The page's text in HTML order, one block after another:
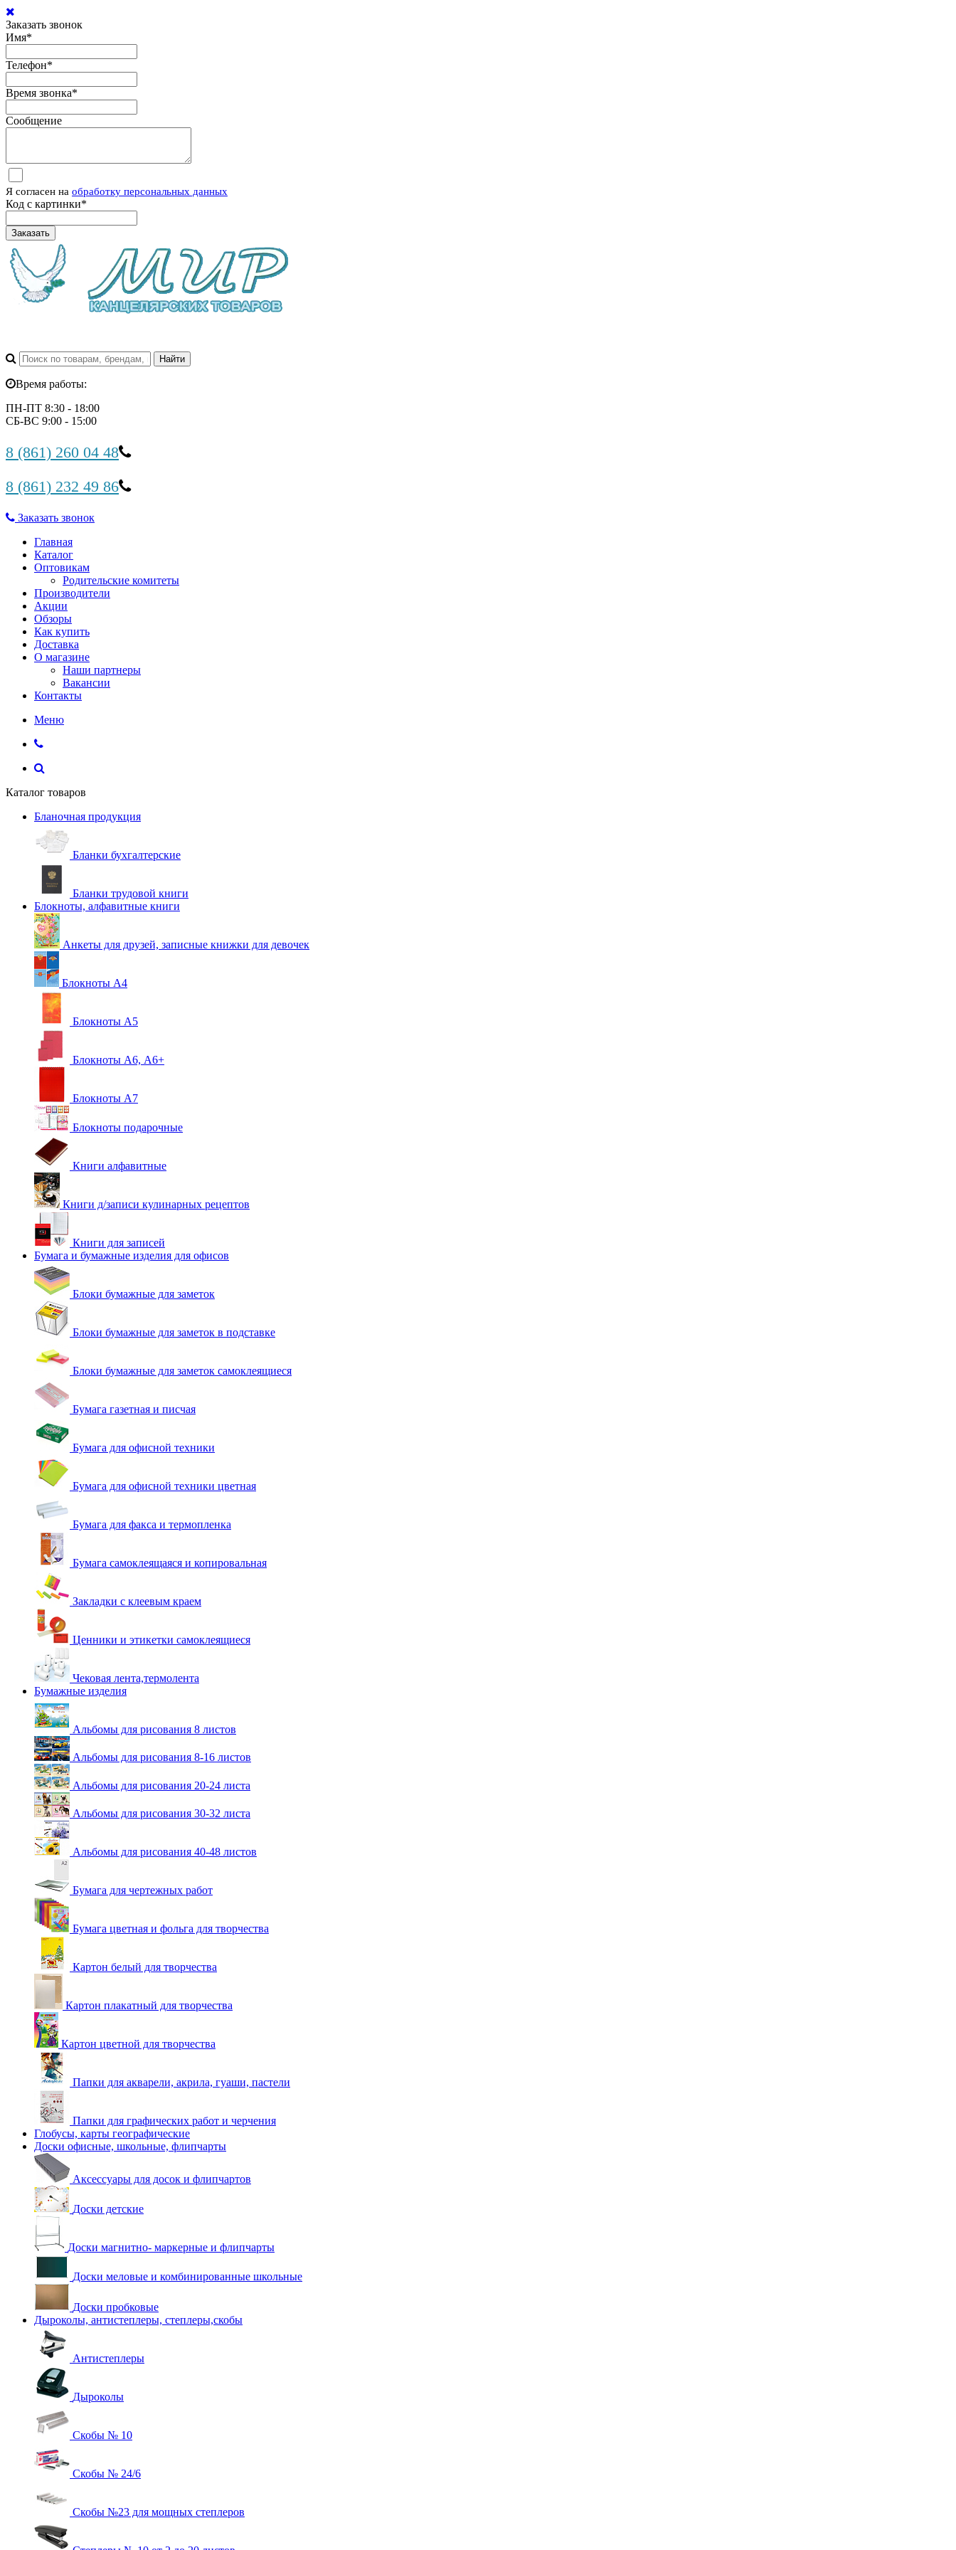
Заказать звонок
Имя*
Телефон*
Время звонка*
Сообщение
Я согласен на обработку персональных данных
Код с картинки*
Заказать
Время работы:
ПН-ПТ 8:30 - 18:00
СБ-ВС 9:00 - 15:00
8 (861) 260 04 48
8 (861) 232 49 86
Заказать звонок
Главная
Каталог
Оптовикам
Родительские комитеты
Производители
Акции
Обзоры
Как купить
Доставка
О магазине
Наши партнеры
Вакансии
Контакты
Меню
Каталог товаров
Бланочная продукция
Бланки бухгалтерские
Бланки трудовой книги
Блокноты, алфавитные книги
Анкеты для друзей, записные книжки для девочек
Блокноты А4
Блокноты А5
Блокноты А6, А6+
Блокноты А7
Блокноты подарочные
Книги алфавитные
Книги д/записи кулинарных рецептов
Книги для записей
Бумага и бумажные изделия для офисов
Блоки бумажные для заметок
Блоки бумажные для заметок в подставке
Блоки бумажные для заметок самоклеящиеся
Бумага газетная и писчая
Бумага для офисной техники
Бумага для офисной техники цветная
Бумага для факса и термопленка
Бумага самоклеящаяся и копировальная
Закладки с клеевым краем
Ценники и этикетки самоклеящиеся
Чековая лента,термолента
Бумажные изделия
Альбомы для рисования 8 листов
Альбомы для рисования 8-16 листов
Альбомы для рисования 20-24 листа
Альбомы для рисования 30-32 листа
Альбомы для рисования 40-48 листов
Бумага для чертежных работ
Бумага цветная и фольга для творчества
Картон белый для творчества
Картон плакатный для творчества
Картон цветной для творчества
Папки для акварели, акрила, гуаши, пастели
Папки для графических работ и черчения
Глобусы, карты географические
Доски офисные, школьные, флипчарты
Аксессуары для досок и флипчартов
Доски детские
Доски магнитно- маркерные и флипчарты
Доски меловые и комбинированные школьные
Доски пробковые
Дыроколы, антистеплеры, степлеры,скобы
Антистеплеры
Дыроколы
Скобы № 10
Скобы № 24/6
Скобы №23 для мощных степлеров